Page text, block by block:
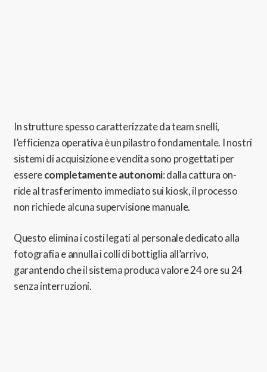
In strutture spesso caratterizzate da team snelli,
l’efficienza operativa è un pilastro fondamentale. I nostri
sistemi di acquisizione e vendita sono progettati per
esserecompletamente autonomi:dalla cattura on-
ride al trasferimento immediato sui kiosk,il processo
non richiede alcuna supervisione manuale.
Questo elimina i costi legati al personale dedicato alla
fotografia e annulla i colli di bottiglia all’arrivo,
garantendo che il sistema produca valore 24 ore su 24
senza interruzioni.